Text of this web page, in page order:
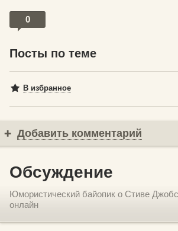
0
Посты по теме
В избранное
Добавить комментарий
Обсуждение
Юмористический байопик о Стиве
онлайн